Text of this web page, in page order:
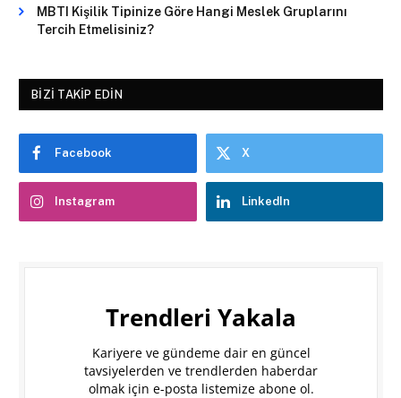
MBTI Kişilik Tipinize Göre Hangi Meslek Gruplarını
Tercih Etmelisiniz?
BIZI TAKIP EDIN
Facebook X
Instagram LinkedIn
Trendleri Yakala
Kariyere ve gündeme dair en güncel
tavsiyelerden ve trendlerden haberdar
olmak için e-posta listemize abone ol.